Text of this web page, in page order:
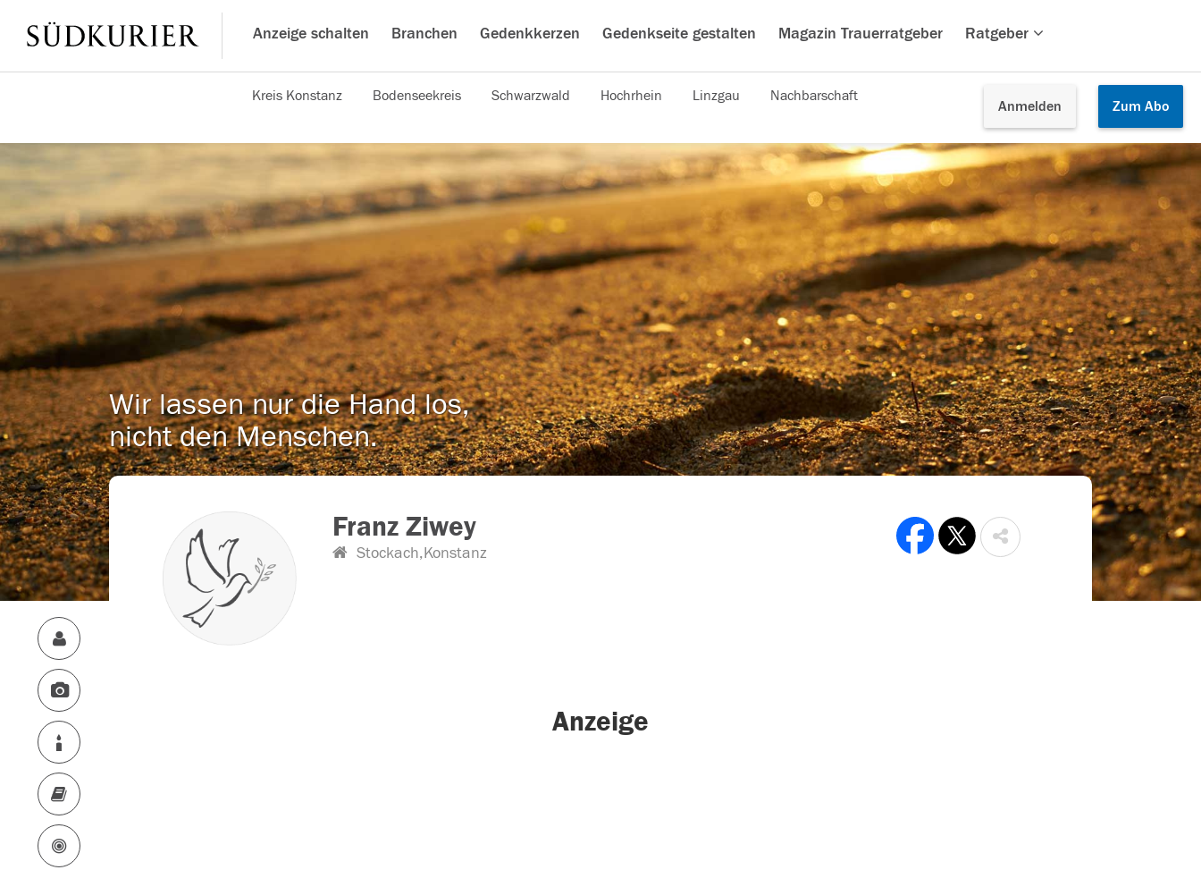
Anzeige schalten Branchen Gedenkkerzen Gedenkseite gestalten Magazin Trauerratgeber Ratgeber
Anmelden Zum Abo
Kreis Konstanz Bodenseekreis Schwarzwald Hochrhein Linzgau Nachbarschaft
Wir lassen nur die Hand los,
nicht den Menschen.
Franz Ziwey
Stockach,Konstanz
Anzeige